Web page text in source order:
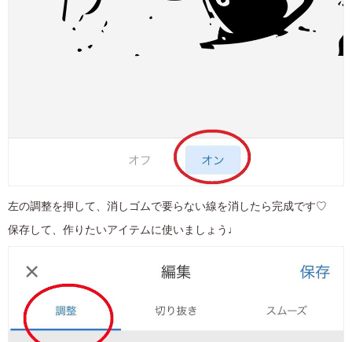
左の調整を押して、消しゴムで要らない線を消したら完成です♡
保存して、作りたいアイテムに使いましょう♩